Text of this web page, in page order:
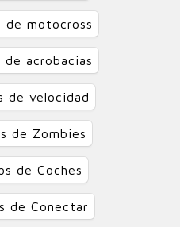
de motocross
de acrobacias
de velocidad
de Zombies
de Coches
de Conectar